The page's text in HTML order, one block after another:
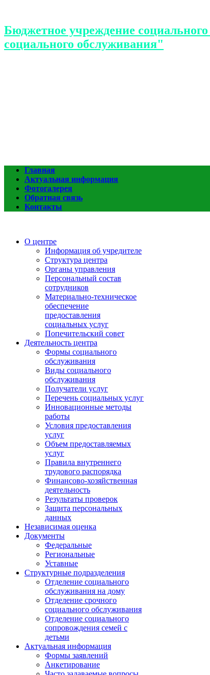
Бюджетное учреждение
социального обслуживания"
Главная
Актуальная информация
Фотогалерея
Обратная связь
Контакты
О центре
Информация об учредителе
Структура центра
Органы управления
Персональный состав
сотрудников
Материально-техническое
обеспечение
предоставления
социальных услуг
Попечительский совет
Деятельность центра
Формы социального
обслуживания
Виды социального
обслуживания
Получатели услуг
Перечень социальных услуг
Инновационные методы
работы
Условия предоставления
услуг
Объем предоставляемых
услуг
Правила внутреннего
трудового распорядка
Финансово-хозяйственная
деятельность
Результаты проверок
Защита персональных
данных
Независимая оценка
Документы
Федеральные
Региональные
Уставные
Структурные подразделения
Отделение социального
обслуживания на дому
Отделение срочного
социального обслуживания
Отделение социального
сопровождения семей с
детьми
Актуальная информация
Формы заявлений
Анкетирование